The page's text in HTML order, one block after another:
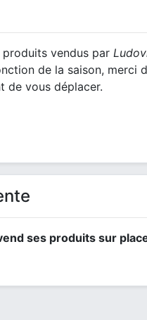
vendus par
de la saison, merci
de vous déplacer.
ses produits sur